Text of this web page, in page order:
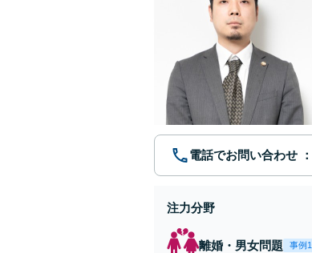
電話でお問い合わせ
注力分野
離婚・男女問題 事例